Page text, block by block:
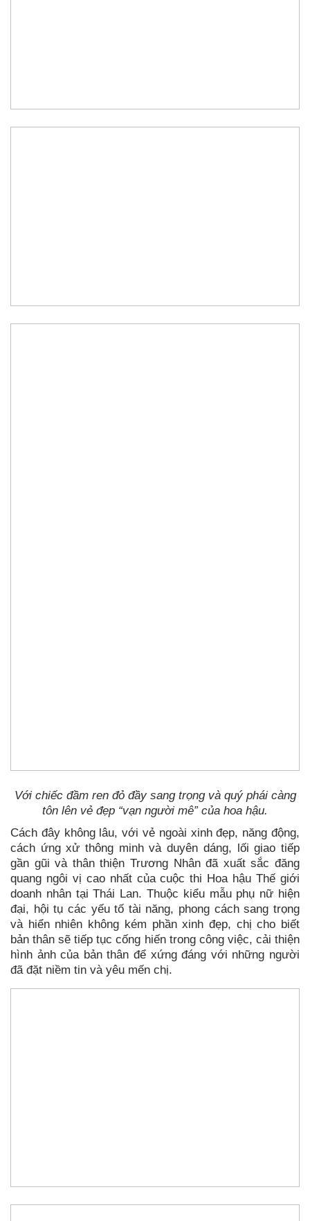
Với chiếc đầm ren đỏ đầy sang trọng và quý phái càng
tôn lên vẻ đẹp “vạn người mê” của hoa hậu.
Cách đây không lâu, với vẻ ngoài xinh đẹp, năng động,
cách ứng xử thông minh và duyên dáng, lối giao tiếp
gần gũi và thân thiện Trương Nhân đã xuất sắc đăng
quang ngôi vị cao nhất của cuộc thi Hoa hậu Thế giới
doanh nhân tại Thái Lan. Thuộc kiểu mẫu phụ nữ hiện
đại, hội tụ các yếu tố tài năng, phong cách sang trọng
và hiển nhiên không kém phần xinh đẹp, chị cho biết
bản thân sẽ tiếp tục cống hiến trong công việc, cải thiện
hình ảnh của bản thân để xứng đáng với những người
đã đặt niềm tin và yêu mến chị.